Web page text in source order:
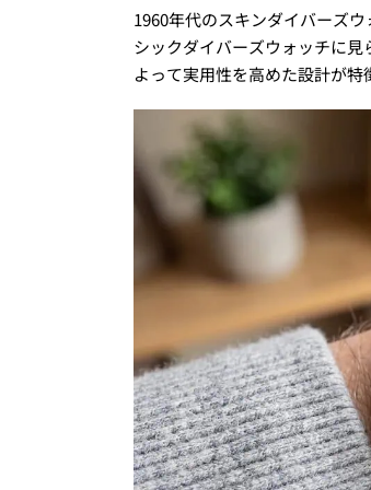
1960年代のスキンダイバーズ
シックダイバーズウォッチに
よって実用性を高めた設計が特